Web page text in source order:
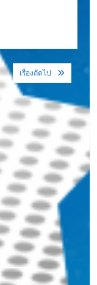
เรื่องถัดไป